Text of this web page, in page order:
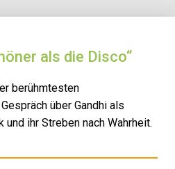
als die Disco“
berühmtesten
über Gandhi als
und ihr Streben nach Wahrheit.